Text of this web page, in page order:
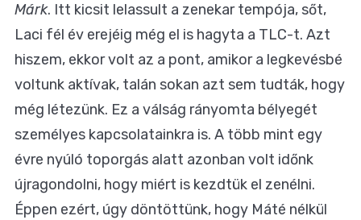
Márk. Itt kicsit lelassult a zenekar tempója, sőt,
Laci fél év erejéig még el is hagyta a TLC-t. Azt
hiszem, ekkor volt az a pont, amikor a legkevésbé
voltunk aktívak, talán sokan azt sem tudták, hogy
még létezünk. Ez a válság rányomta bélyegét
személyes kapcsolatainkra is. A több mint egy
évre nyúló toporgás alatt azonban volt időnk
újragondolni, hogy miért is kezdtük el zenélni.
Éppen ezért, úgy döntöttünk, hogy Máté nélkül